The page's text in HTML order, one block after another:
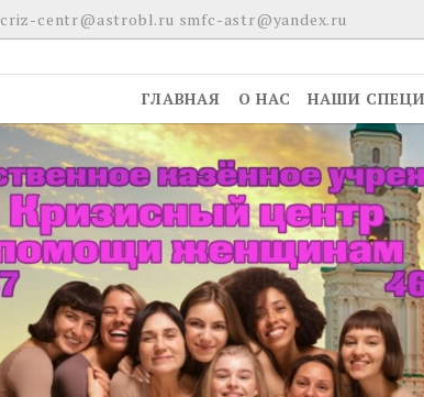
criz-centr@astrobl.ru smfc-astr@yandex.ru
ГЛАВНАЯ О НАС НАШИ